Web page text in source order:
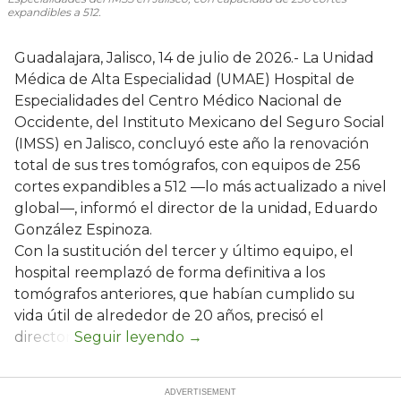
expandibles a 512.
Guadalajara, Jalisco, 14 de julio de 2026.- La Unidad
Médica de Alta Especialidad (UMAE) Hospital de
Especialidades del Centro Médico Nacional de
Occidente, del Instituto Mexicano del Seguro Social
(IMSS) en Jalisco, concluyó este año la renovación
total de sus tres tomógrafos, con equipos de 256
cortes expandibles a 512 —lo más actualizado a nivel
global—, informó el director de la unidad, Eduardo
González Espinoza.
Con la sustitución del tercer y último equipo, el
hospital reemplazó de forma definitiva a los
tomógrafos anteriores, que habían cumplido su
vida útil de alrededor de 20 años, precisó el
director.